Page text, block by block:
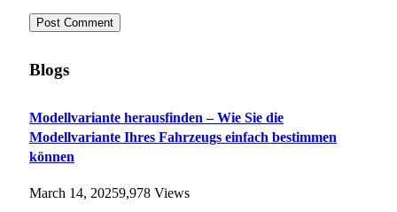
Blogs
Modellvariante herausfinden – Wie Sie die
Modellvariante Ihres Fahrzeugs einfach bestimmen
können
March 14, 20259,978 Views